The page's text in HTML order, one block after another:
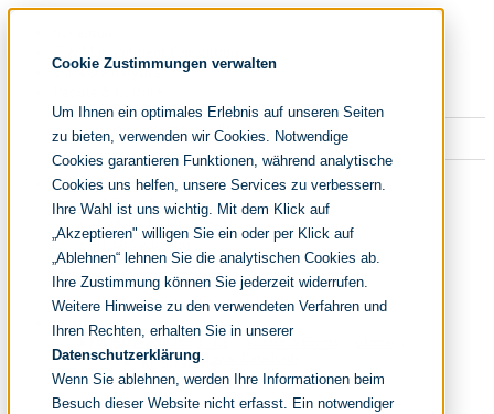
Cookie Zustimmungen verwalten
Um Ihnen ein optimales Erlebnis auf unseren Seiten
zu bieten, verwenden wir Cookies. Notwendige
Cookies garantieren Funktionen, während analytische
Cookies uns helfen, unsere Services zu verbessern.
Ihre Wahl ist uns wichtig. Mit dem Klick auf
„Akzeptieren" willigen Sie ein oder per Klick auf
„Ablehnen“ lehnen Sie die analytischen Cookies ab.
Ihre Zustimmung können Sie jederzeit widerrufen.
Weitere Hinweise zu den verwendeten Verfahren und
Ihren Rechten, erhalten Sie in unserer
Datenschutzerklärung.
Wenn Sie ablehnen, werden Ihre Informationen beim
Besuch dieser Website nicht erfasst. Ein notwendiger
IT & Management Consulting
Data & Analytics
Navigation
überspringen
Fokusthemen
IT Transformation
Künstliche Intelligenz
IT Outsourcing
Merger und Acquisition
Effizienz und Wirtschaftlichkeit
IT-Modernisierung und Cloud
Leistungen
IT Strategy
KI-Strategie
Cloud Strategie
IT Financial Management
noventum consulting - DE
Glossar Detailseite